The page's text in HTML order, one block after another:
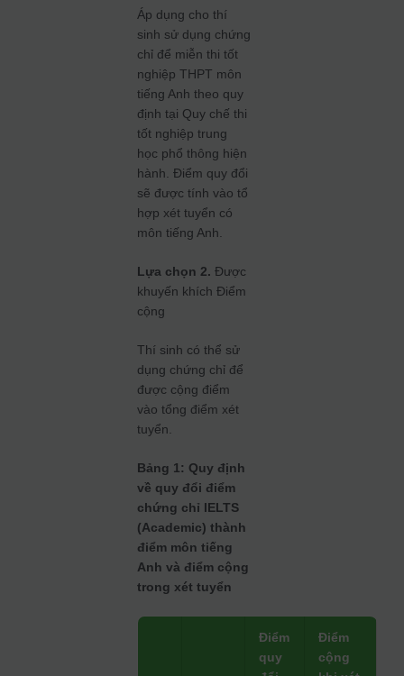
Áp dụng cho thí
sinh sử dụng chứng
chỉ để miễn thi tốt
nghiệp THPT môn
tiếng Anh theo quy
định tại Quy chế thi
tốt nghiệp trung
học phổ thông hiện
hành. Điểm quy đổi
sẽ được tính vào tổ
hợp xét tuyển có
môn tiếng Anh.
Lựa chọn 2.Được
khuyến khích Điểm
cộng
Thí sinh có thể sử
dụng chứng chỉ để
được cộng điểm
vào tổng điểm xét
tuyển.
Bảng 1: Quy định
về quy đổi điểm
chứng chỉ IELTS
(Academic) thành
điểm môn tiếng
Anh và điểm cộng
trong xét tuyển
Điểm
quy
Điểm
cộng